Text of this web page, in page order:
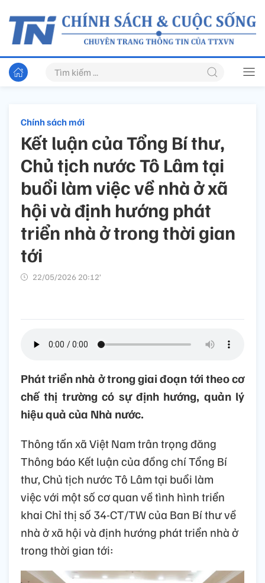
Chính sách mới
Kết luận của Tổng Bí thư,
Chủ tịch nước Tô Lâm tại
buổi làm việc về nhà ở xã
hội và định hướng phát
triển nhà ở trong thời gian
tới
22/05/2026 20:12’
Phát triển nhà ở trong giai đoạn tới theo cơ
chế thị trường có sự định hướng, quản lý
hiệu quả của Nhà nước.
Thông tấn xã Việt Nam trân trọng đăng
Thông báo Kết luận của đồng chí Tổng Bí
thư, Chủ tịch nước Tô Lâm tại buổi làm
việc với một số cơ quan về tình hình triển
khai Chỉ thị số 34-CT/TW của Ban Bí thư về
nhà ở xã hội và định hướng phát triển nhà ở
trong thời gian tới: